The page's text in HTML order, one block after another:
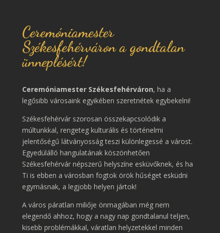
Ceremóniamester
Székesfehérváron a gondtalan
ünneplésért!
Ceremóniamester Székesfehérváron, ha a
legősibb városaink egyikében szeretnétek egybekelni!
Székesfehérvár szorosan összekapcsolódik a
múltunkkal, rengeteg kulturális és történelmi
jelentőségű látványosság teszi különlegessé a várost.
Egyedülálló hangulatának köszönhetően
Székesfehérvár népszerű helyszíne esküvőknek, és ha
Ti is ebben a városban fogtok örök hűséget esküdni
egymásnak, a legjobb helyen jártok!
A város páratlan miliője önmagában még nem
elegendő ahhoz, hogy a nagy nap gondtalanul teljen,
kisebb problémákkal, váratlan helyzetekkel minden